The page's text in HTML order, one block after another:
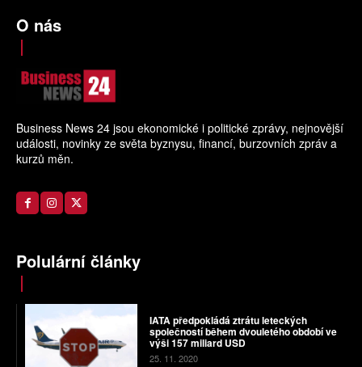
O nás
Business News 24 jsou ekonomické i politické zprávy, nejnovější
události, novinky ze světa byznysu, financí, burzovních zpráv a
kurzů měn.
Polulární články
IATA předpokládá ztrátu leteckých
společností během dvouletého období ve
výši 157 miliard USD
25. 11. 2020